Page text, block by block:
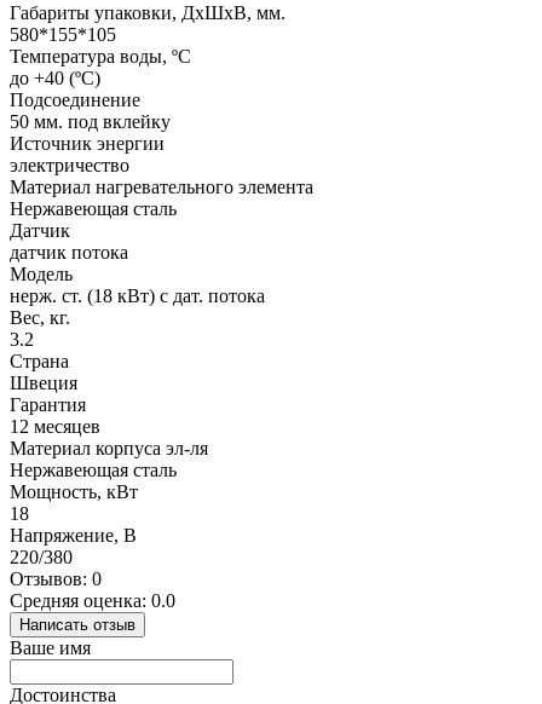
Габариты упаковки, ДхШхВ, мм.
580*155*105
Температура воды, ºС
до +40 (ºС)
Подсоединение
50 мм. под вклейку
Источник энергии
электричество
Материал нагревательного элемента
Нержавеющая сталь
Датчик
датчик потока
Модель
нерж. ст. (18 кВт) с дат. потока
Вес, кг.
3.2
Страна
Швеция
Гарантия
12 месяцев
Материал корпуса эл-ля
Нержавеющая сталь
Мощность, кВт
18
Напряжение, В
220/380
Отзывов: 0
Средняя оценка: 0.0
Написать отзыв
Ваше имя
Достоинства